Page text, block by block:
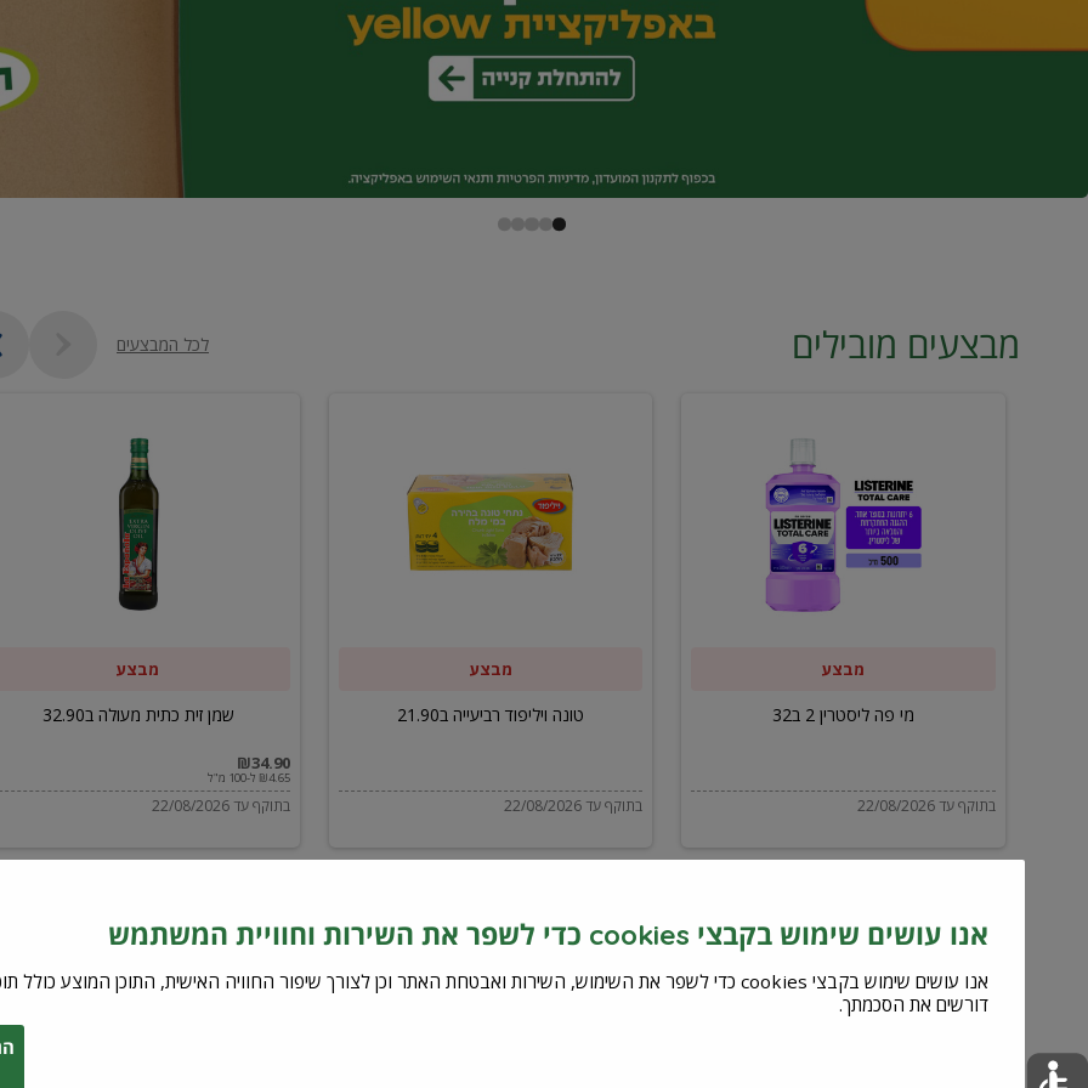
מבצעים מובילים לכל המבצעים
ליסטרין
מבצע
מי פה ליסטרין 2 ב32
בתוקף עד 22/08/2026
ויליפוד
רביעייה
מבצע
טונה ויליפוד רביעייה ב21.90
בתוקף עד 22/08/2026
מבצע
שמן זית כתית מעולה ב32.90
₪34.90
₪4.65 ל-100 מ"ל
בתוקף עד 22/08/2026
אנו עושים שימוש בקבצי cookies כדי לשפר את השירות וחוויית המשתמש
דורשים את הסכמתך.